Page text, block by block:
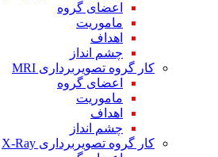
اعضای گروه
ماموریت
اهداف
چشم انداز
کار گروه تصویربرداری MRI
اعضای گروه
ماموریت
اهداف
چشم انداز
کار گروه تصویربرداری X-Ray